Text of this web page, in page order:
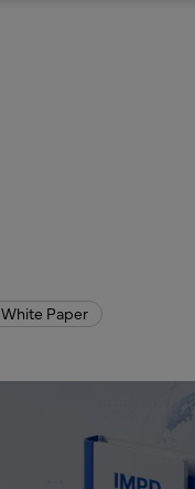
White Paper